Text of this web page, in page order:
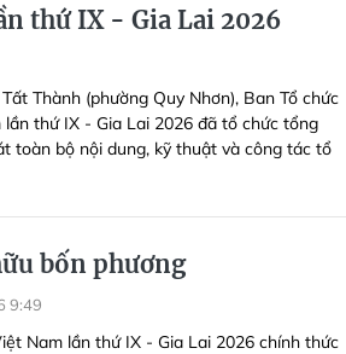
thứ IX - Gia Lai 2026
Thành (phường Quy Nhơn), Ban Tổ chức
thứ IX - Gia Lai 2026 đã tổ chức tổng
toàn bộ nội dung, kỹ thuật và công tác tổ
bốn phương
9:49
Nam lần thứ IX - Gia Lai 2026 chính thức